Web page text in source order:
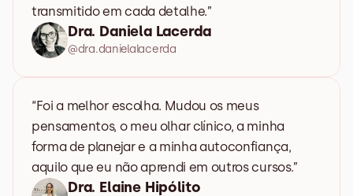
transmitido em cada detalhe.”
Dra. Daniela Lacerda
@dra.danielalacerda
“Foi a melhor escolha. Mudou os meus
pensamentos, o meu olhar clínico, a minha
forma de planejar e a minha autoconfiança,
aquilo que eu não aprendi em outros cursos.”
Dra. Elaine Hipólito